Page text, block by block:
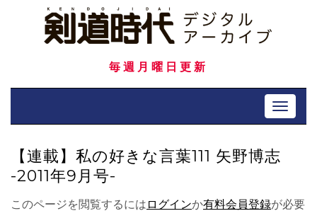
毎週月曜日更新
Toggle
【連載】私の好きな言葉111 矢野博志
-2011年9月号-
このページを閲覧するには ログインか有料会員登録が必要